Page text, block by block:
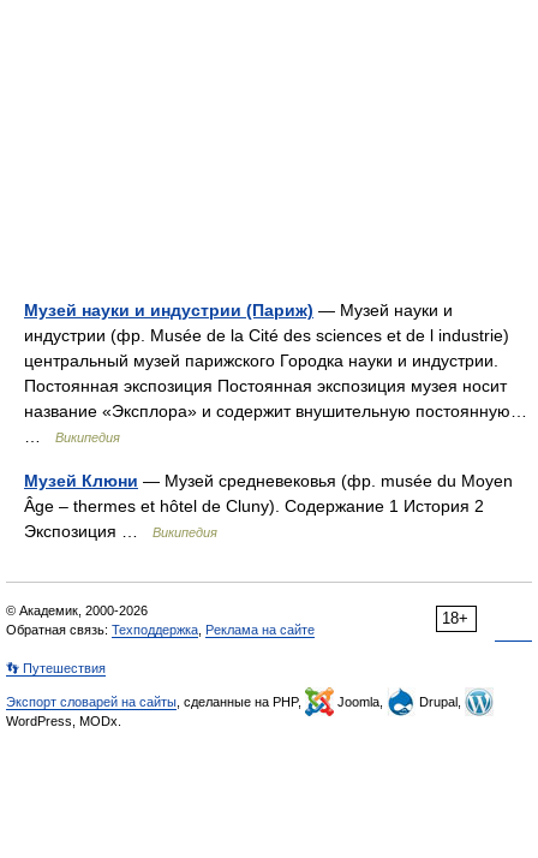
Музей науки и индустрии (Париж) — Музей науки и
индустрии (фр. Musée de la Cité des sciences et de l industrie)
центральный музей парижского Городка науки и индустрии.
Постоянная экспозиция Постоянная экспозиция музея носит
название «Эксплора» и содержит внушительную постоянную…
Википедия
Музей Клюни — Музей средневековья (фр. musée du Moyen
Âge – thermes et hôtel de Cluny). Содержание 1 История 2
Экспозиция …
Википедия
18+
© Академик, 2000-2026
Обратная связь: Техподдержка Реклама на сайте
👣 Путешествия
Экспорт словарей на сайты , сделанные на PHP, Joomla,
Drupal,
WordPress, MODx.